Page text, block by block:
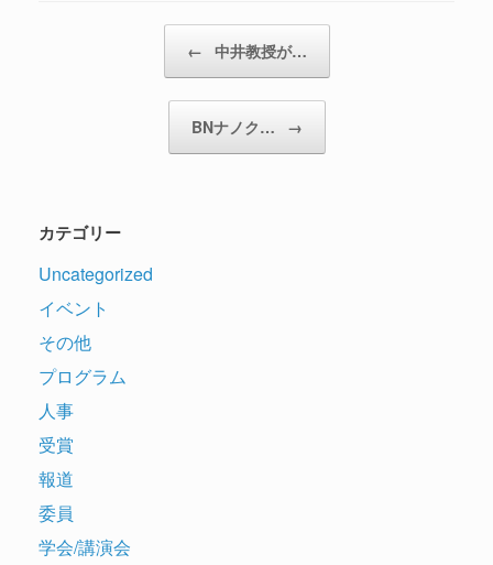
← 中井教授が…
BNナノク… →
カテゴリー
Uncategorized
イベント
その他
プログラム
人事
受賞
報道
委員
学会/講演会